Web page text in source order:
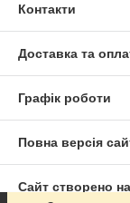
Контакти
Доставка та
Графік роботи
Повна версія
Сайт створено